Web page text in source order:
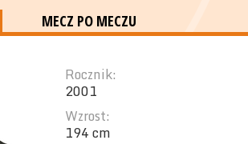
MECZ PO MECZU
Rocznik:
2001
Wzrost:
194 cm